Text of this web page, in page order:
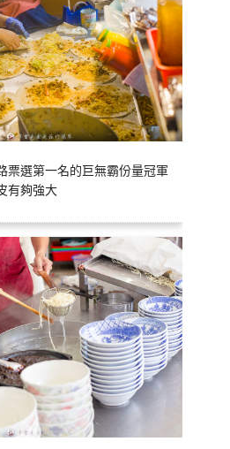
票選第一名的巨無霸份量冠軍
有夠強大